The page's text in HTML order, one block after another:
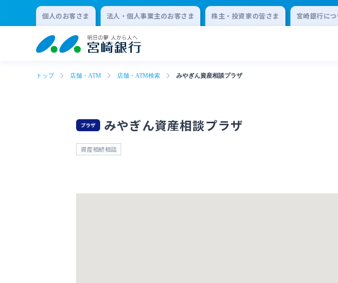
個人のお客さま 法人・個人事業主のお客さま 株主・投資家の皆さま 宮崎銀行に
トップ 店舗・ATM 店舗・ATM検索 みやぎん資産相談プラザ
プラザ みやぎん資産相談プラザ
資産相続相談